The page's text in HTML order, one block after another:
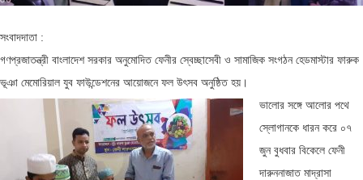
সংবাদদাতা :
গণপ্রজাতন্ত্রী বাংলাদেশ সরকার অনুমোদিত ফেনীর স্বেচ্ছাসেবী ও সামাজিক সংগঠন হেডমাস্টার ফারুক
ভূঞা মেমোরিয়াল যুব ফাউন্ডেশনের আয়োজনে ফল উৎসব অনুষ্ঠিত হয়।
ভালোর সঙ্গে আলোর পথে
স্লোগানকে ধারন করে ০৭
জুন বুধবার বিকেলে ফেনী
দারুননাজাত মাদ্রাসা